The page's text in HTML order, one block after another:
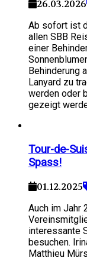
26.03.2026
Ab sofort ist
allen SBB
einer
Behinderung
Lanyard zu
werden oder
gezeigt
Tour-de-
Spass!
01.12.2025
Auch im Jahr
interessante
besuchen.
Matthieu